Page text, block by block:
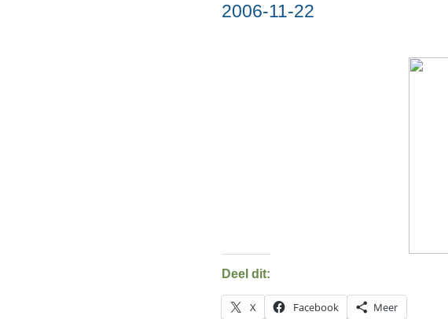
2006-11-22
Deel dit:
X Facebook Meer